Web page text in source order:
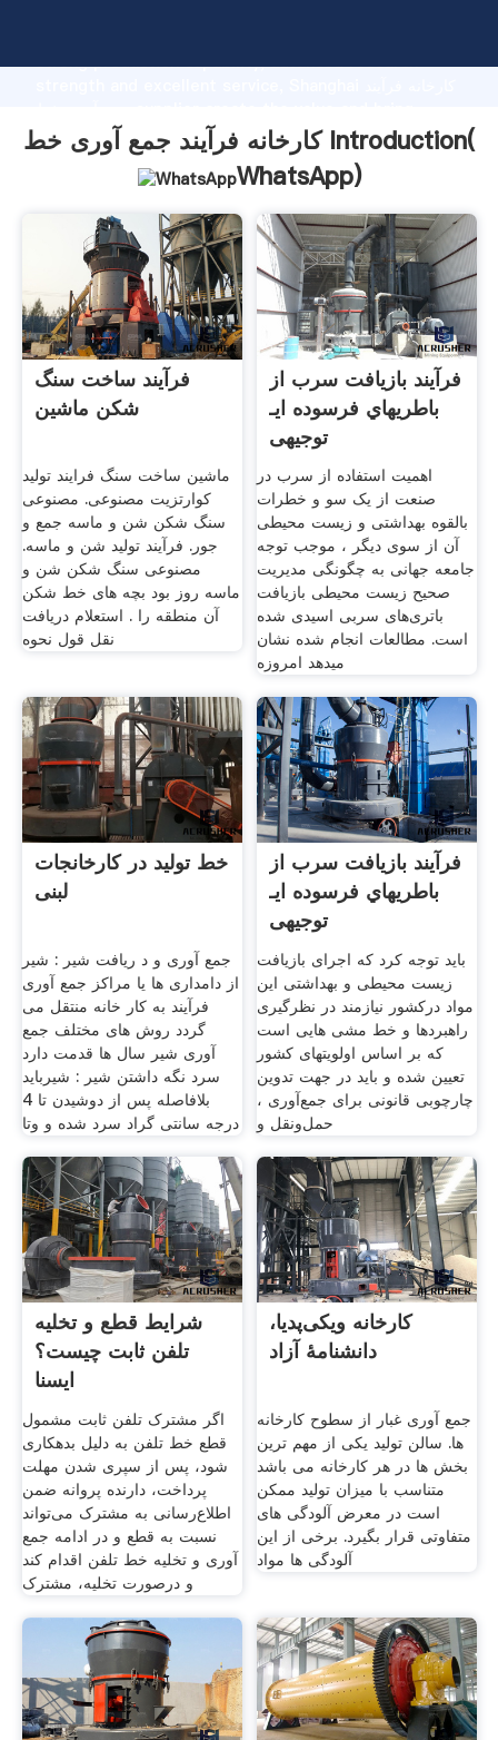
strong production capability, advanced research
values to all of customers.
کارخانه فرآیند جمع آوری خط Introduction(
WhatsApp)
فرآیند ساخت سنگ
شکن ماشین
ماشین ساخت سنگ فرایند تولید
کوارتزیت مصنوعی. مصنوعی
سنگ شکن شن و ماسه جمع و
جور. فرآیند تولید شن و ماسه.
مصنوعی سنگ شکن شن و
ماسه روز بود بچه های خط شکن
آن منطقه را . استعلام دریافت
نقل قول نحوه
فرآیند بازیافت سرب از
باطریهاي فرسوده ایـ
توجیهی
اهمیت استفاده از سرب در
صنعت از یک سو و خطرات
بالقوه بهداشتی و زیست محیطی
آن از سوی دیگر ، موجب توجه
جامعه جهانی به چگونگی مدیریت
صحیح زیست محیطی بازیافت
باتری‌های سربی اسیدی شده
است. مطالعات انجام شده نشان
میدهد امروزه
خط تولید در کارخانجات
لبنی
جمع آوری و د ریافت شیر : شیر
از دامداری ها یا مراکز جمع آوری
فرآیند به کار خانه منتقل می
گردد روش های مختلف جمع
آوری شیر سال ها قدمت دارد
سرد نگه داشتن شیر : شیرباید
بلافاصله پس از دوشیدن تا 4
درجه سانتی گراد سرد شده و وتا
فرآیند بازیافت سرب از
باطریهاي فرسوده ایـ
توجیهی
باید توجه کرد که اجرای بازیافت
زیست محیطی و بهداشتی این
مواد درکشور نیازمند در نظرگیری
راهبردها و خط مشی هایی است
که بر اساس اولویتهای کشور
تعیین شده و باید در جهت تدوین
چارچوبی قانونی برای جمع‌آوری ،
حمل‌ونقل و
شرایط قطع و تخلیه
تلفن ثابت چیست؟
ایسنا
اگر مشترک تلفن ثابت مشمول
قطع خط تلفن به دلیل بدهکاری
شود، پس از سپری شدن مهلت
پرداخت، دارنده پروانه ضمن
اطلاع­‌رسانی به مشترک می­‌تواند
نسبت به قطع و در ادامه جمع­‌
آوری و تخلیه خط تلفن اقدام کند
و درصورت تخلیه، مشترک
کارخانه ویکی‌پدیا،
دانشنامهٔ آزاد
جمع آوری غبار از سطوح کارخانه
ها. سالن تولید یکی از مهم ترین
بخش ها در هر کارخانه می باشد
متناسب با میزان تولید ممکن
است در معرض آلودگی های
متفاوتی قرار بگیرد. برخی از این
آلودگی ها مواد